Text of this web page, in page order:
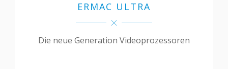
ERMAC ULTRA
Die neue Generation Videoprozessoren